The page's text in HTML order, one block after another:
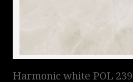
Harmonic white POL